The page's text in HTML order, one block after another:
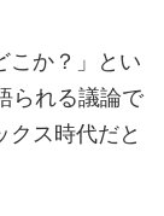
こか？」とい
られる議論で
クス時代だと